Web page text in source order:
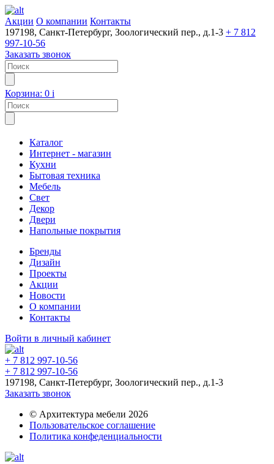
Акции О компании Контакты
197198, Санкт-Петербург, Зоологический пер., д.1-3 + 7 812
997-10-56
Заказать звонок
Корзина: 0 i
Каталог
Интернет - магазин
Кухни
Бытовая техника
Мебель
Свет
Декор
Двери
Напольные покрытия
Бренды
Дизайн
Проекты
Акции
Новости
О компании
Контакты
Войти в личный кабинет
+ 7 812 997-10-56
+ 7 812 997-10-56
197198, Санкт-Петербург, Зоологический пер., д.1-3
Заказать звонок
© Архитектура мебели 2026
Пользовательское соглашение
Политика конфеденциальности